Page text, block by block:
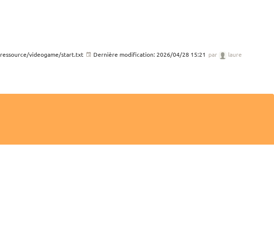
ressource/videogame/start.txt Dernière modification: 2026/04/28 15:21 par laure